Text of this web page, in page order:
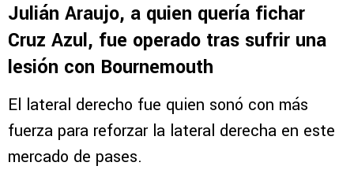
Julián Araujo, a quien quería fichar
Cruz Azul, fue operado tras sufrir una
lesión con Bournemouth
El lateral derecho fue quien sonó con más
fuerza para reforzar la lateral derecha en este
mercado de pases.